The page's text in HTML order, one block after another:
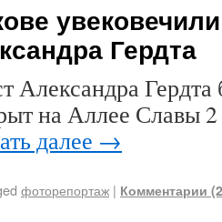
Гердта
Александра
на Аллее Славы
далее →
фоторепортаж | Комментарии